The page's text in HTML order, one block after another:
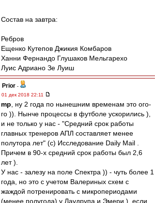
Состав на завтра:
Ребров
Ещенко Кутепов Джикия Комбаров
Ханни Фернандо Глушаков Мельгарехо
Луис Адриано Зе Луиш
Prior -
01 дек 2018 22:11
mp , ну 2 года по нынешним временам это ого-
го )). Нынче процессы в футболе ускорились ),
и не только у нас - "Средний срок работы
главных тренеров АПЛ составляет менее
полутора лет" (с) Исследование Daily Mail .
Причем в 90-х средний срок работы был 2,6
лет ).
У нас - залезу на поле Спектра )) - чуть более 1
года, но это с учетом Валериных схем с
жаждой потренировать с микропериодами
(менее полугода) у Лаудрупа и Эмери ), если